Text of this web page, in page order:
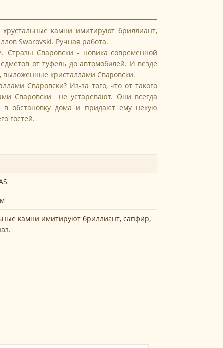
камни имитируют бриллиант,
Swarovski. Ручная работа.
Стразы Сваровски - новика современной
от туфель до автомобилей. И везде
кристаллами Сваровски.
Сваровски? Из-за того, что от такого
Сваровски не устаревают. Они всегда
обстановку дома и придают ему некую
гостей.
камни имитируют бриллиант, сапфир,